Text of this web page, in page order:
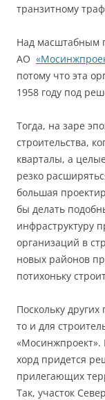
транзитному
Над масштабным
АО
потому что эта
1958 году под
Тогда, на заре
строительства,
кварталы, а
резко
большая
бы делать
инфраструктуру
организаций в
новых районов
потихоньку
Поскольку
то и для
«Мосинжпроект».
хорд придется
прилегающих
Так, участок